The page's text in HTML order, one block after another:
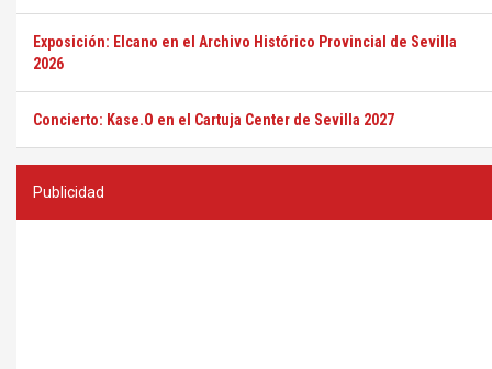
Exposición: Elcano en el Archivo Histórico Provincial de Sevilla
2026
Concierto: Kase.O en el Cartuja Center de Sevilla 2027
Publicidad